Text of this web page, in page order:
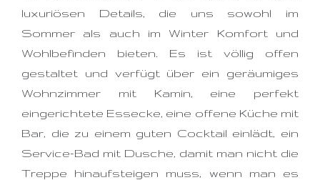
luxuriösen Details, die uns sowohl im
Sommer als auch im Winter Komfort und
Wohlbefinden bieten. Es ist völlig offen
gestaltet und verfügt über ein geräumiges
Wohnzimmer mit Kamin, eine perfekt
eingerichtete Essecke, eine offene Küche mit
Bar, die zu einem guten Cocktail einlädt, ein
Service-Bad mit Dusche, damit man nicht die
Treppe hinaufsteigen muss, wenn man es